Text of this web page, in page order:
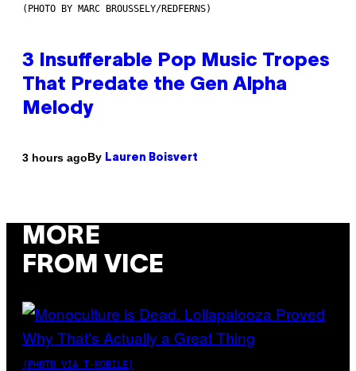
(PHOTO BY MARC BROUSSELY/REDFERNS)
3 Insufferable Pop Music Tropes
That Predate the Gen Alpha
Melody
3 hours agoBy Lauren Boisvert
MORE
FROM VICE
(PHOTO VIA T-MOBILE)